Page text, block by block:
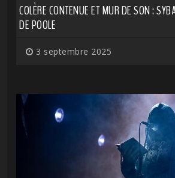
COLÈRE CONTENUE ET MUR DE SON :
DE POOLE
3 septembre 2025